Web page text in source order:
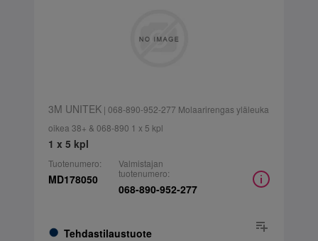
3M UNITEK| 068-890-952-277 Molaarirengas yläleuka
oikea 38+ & 068-890 1 x 5 kpl
1 x 5 kpl
Tuotenumero:
MD178050
Tehdastilaustuote
Valmistajan
tuotenumero:
068-890-952-277